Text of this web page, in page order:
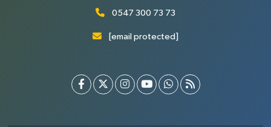
0547 300 73 73
[email protected]